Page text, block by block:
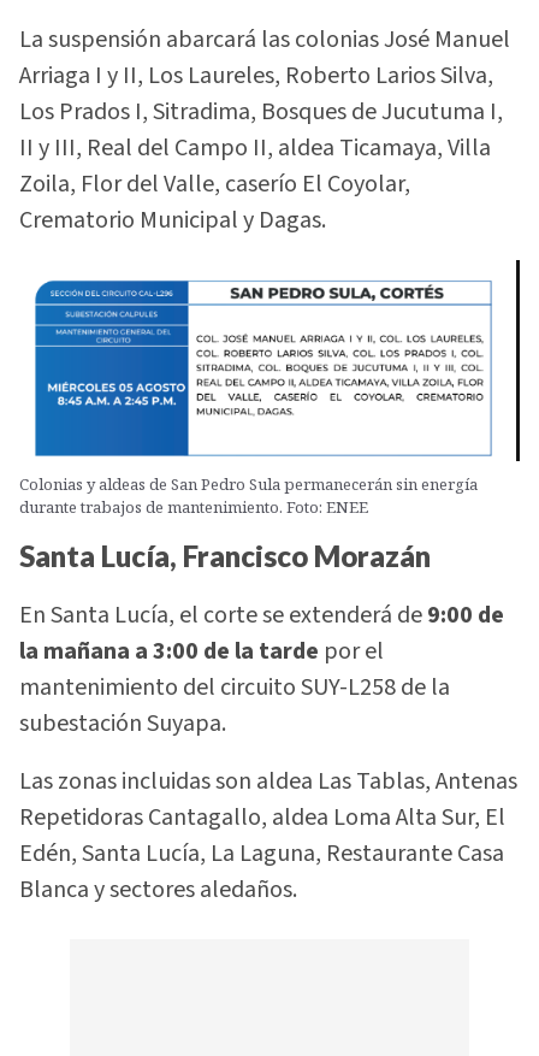
La suspensión abarcará las colonias José Manuel
Arriaga I y II, Los Laureles, Roberto Larios Silva,
Los Prados I, Sitradima, Bosques de Jucutuma I,
II y III, Real del Campo II, aldea Ticamaya, Villa
Zoila, Flor del Valle, caserío El Coyolar,
Crematorio Municipal y Dagas.
Colonias y aldeas de San Pedro Sula permanecerán sin energía
durante trabajos de mantenimiento. Foto: ENEE
Santa Lucía, Francisco Morazán
En Santa Lucía, el corte se extenderá de9:00 de
la mañana a 3:00 de la tarde por el
mantenimiento del circuito SUY-L258 de la
subestación Suyapa.
Las zonas incluidas son aldea Las Tablas, Antenas
Repetidoras Cantagallo, aldea Loma Alta Sur, El
Edén, Santa Lucía, La Laguna, Restaurante Casa
Blanca y sectores aledaños.